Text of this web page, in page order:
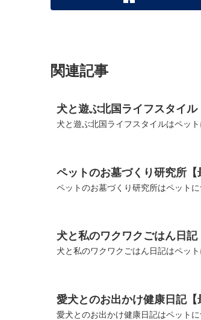
関連記事
犬と遊ぶ北国ライフスタイル
犬と遊ぶ北国ライフスタイルはペッ
ペットのお墓づくり研究所【
ペットのお墓づくり研究所はペット
犬と私のワクワクごはん日記
犬と私のワクワクごはん日記はペッ
愛犬とのお出かけ健康日記【
愛犬とのお出かけ健康日記はペット